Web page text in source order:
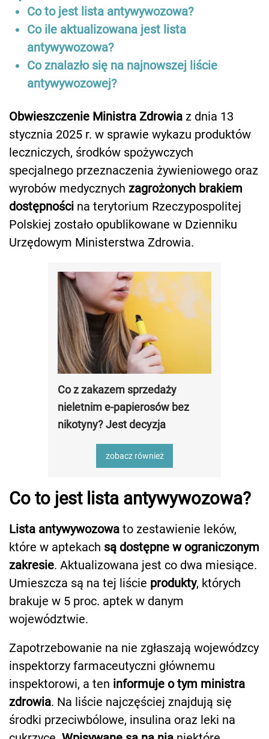
Co to jest lista antywywozowa?
Co ile aktualizowana jest lista
antywywozowa?
Co znalazło się na najnowszej liście
antywywozowej?
Obwieszczenie Ministra Zdrowia z dnia 13
stycznia 2025 r. w sprawie wykazu produktów
leczniczych, środków spożywczych
specjalnego przeznaczenia żywieniowego oraz
wyrobów medycznych zagrożonych brakiem
dostępności na terytorium Rzeczypospolitej
Polskiej zostało opublikowane w Dzienniku
Urzędowym Ministerstwa Zdrowia.
Co z zakazem sprzedaży
nieletnim e-papierosów bez
nikotyny? Jest decyzja
zobacz również
Co to jest lista antywywozowa?
Lista antywywozowa to zestawienie leków,
które w aptekach są dostępne w ograniczonym
zakresie. Aktualizowana jest co dwa miesiące.
Umieszcza są na tej liście produkty, których
brakuje w 5 proc. aptek w danym
województwie.
Zapotrzebowanie na nie zgłaszają wojewódzcy
inspektorzy farmaceutyczni głównemu
inspektorowi, a ten informuje o tym ministra
zdrowia. Na liście najczęściej znajdują się
środki przeciwbólowe, insulina oraz leki na